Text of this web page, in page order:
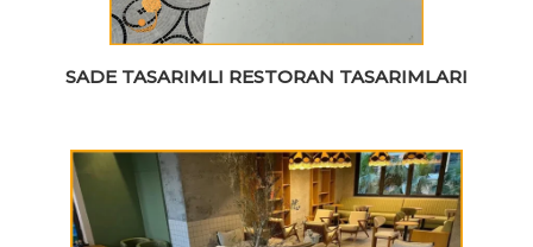
SADE TASARIMLI RESTORAN TASARIMLARI